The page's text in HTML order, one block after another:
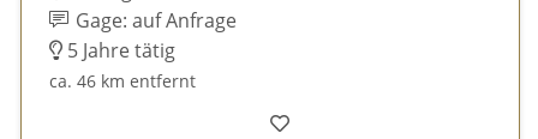
Gage: auf Anfrage
5 Jahre tätig
ca. 46 km entfernt